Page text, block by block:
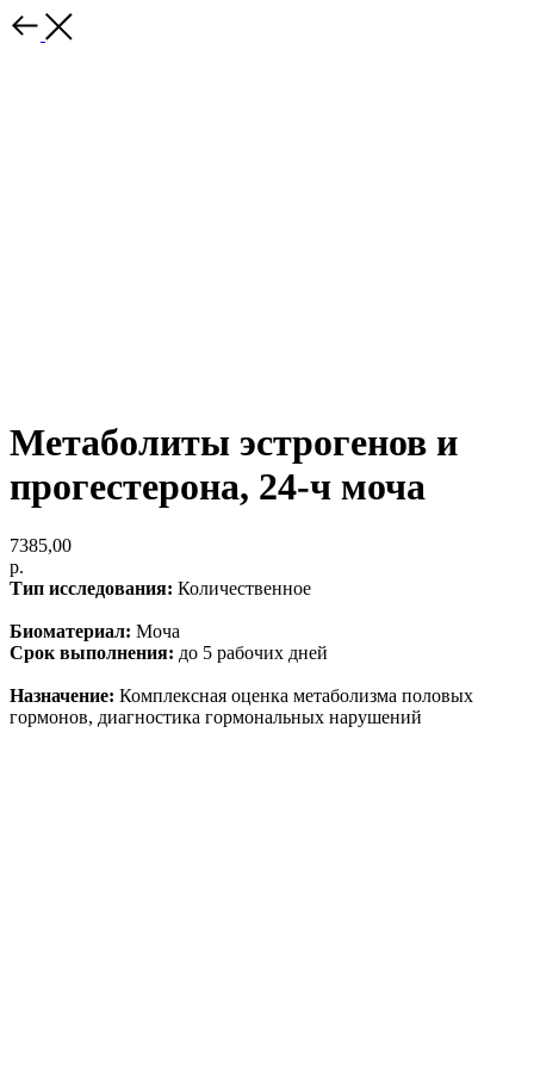
Метаболиты эстрогенов и
прогестерона, 24-ч моча
7385,00
р.
Тип исследования: Количественное
Биоматериал: Моча
Срок выполнения: до 5 рабочих дней
Назначение: Комплексная оценка метаболизма половых
гормонов, диагностика гормональных нарушений